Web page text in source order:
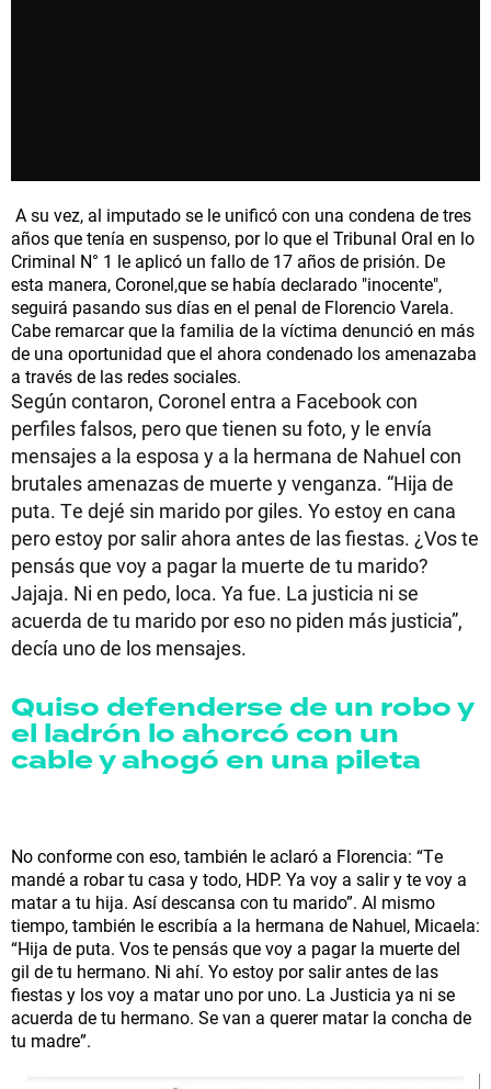
A su vez, al imputado se le unificó con una condena de tres
años que tenía en suspenso, por lo que el Tribunal Oral en lo
Criminal N° 1 le aplicó un fallo de 17 años de prisión. De
esta manera, Coronel,que se había declarado "inocente",
seguirá pasando sus días en el penal de Florencio Varela.
Cabe remarcar que la familia de la víctima denunció en más
de una oportunidad que el ahora condenado los amenazaba
a través de las redes sociales.
Según contaron, Coronel entra a Facebook con
perfiles falsos, pero que tienen su foto, y le envía
mensajes a la esposa y a la hermana de Nahuel con
brutales amenazas de muerte y venganza. “Hija de
puta. Te dejé sin marido por giles. Yo estoy en cana
pero estoy por salir ahora antes de las fiestas. ¿Vos te
pensás que voy a pagar la muerte de tu marido?
Jajaja. Ni en pedo, loca. Ya fue. La justicia ni se
acuerda de tu marido por eso no piden más justicia”,
decía uno de los mensajes.
Quiso defenderse de un robo y
el ladrón lo ahorcó con un
cable y ahogó en una pileta
No conforme con eso, también le aclaró a Florencia: “Te
mandé a robar tu casa y todo, HDP. Ya voy a salir y te voy a
matar a tu hija. Así descansa con tu marido”. Al mismo
tiempo, también le escribía a la hermana de Nahuel, Micaela:
“Hija de puta. Vos te pensás que voy a pagar la muerte del
gil de tu hermano. Ni ahí. Yo estoy por salir antes de las
fiestas y los voy a matar uno por uno. La Justicia ya ni se
acuerda de tu hermano. Se van a querer matar la concha de
tu madre”.